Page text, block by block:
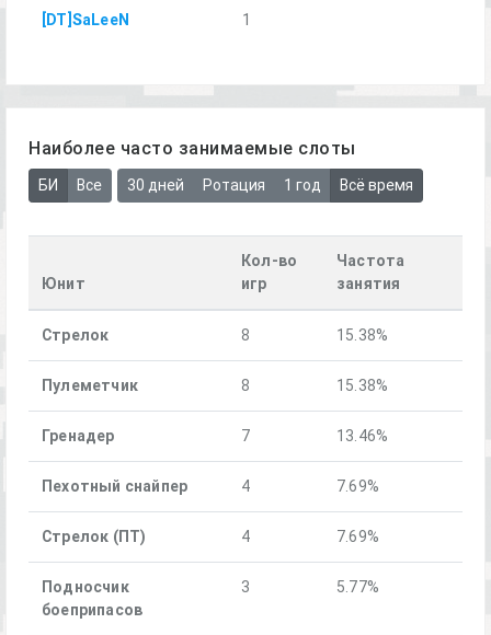
[DT]SaLeeN 1
Наиболее часто занимаемые слоты
БИ Все 30 дней Ротация 1 год Всё время
Юнит
Кол-во
игр
Частота
занятия
Стрелок 8 15.38%
Пулеметчик 8 15.38%
Гренадер 7 13.46%
Пехотный снайпер 4 7.69%
Стрелок (ПТ) 4 7.69%
Подносчик
боеприпасов
3 5.77%